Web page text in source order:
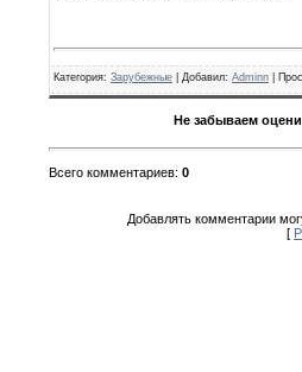
Категория: Зарубежные | Добавил: Adminn
Не забываем
Всего комментариев: 0
Добавлять комментарии
[